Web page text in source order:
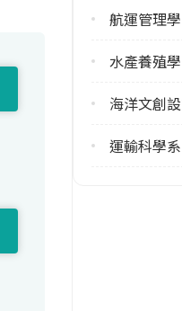
5
修輔系人數
4
113學年度下學期
航運管理
水產養殖
海洋文創
運輸科學系